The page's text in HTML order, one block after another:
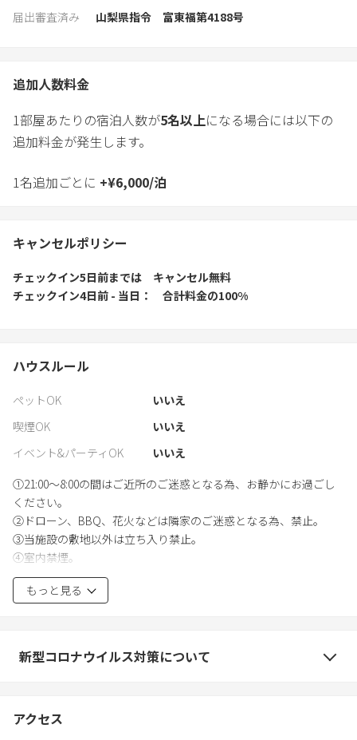
届出審査済み
山梨県指令 富東福第4188号
追加人数料金
1部屋あたりの宿泊人数が5名以上になる場合には以下の
追加料金が発生します。
1名追加ごとに +¥6,000/泊
キャンセルポリシー
チェックイン5日前までは
キャンセル無料
チェックイン4日前 - 当日
合計料金の100%
ハウスルール
ペットOK
いいえ
喫煙OK
いいえ
イベント&パーティOK
いいえ
①21:00〜8:00の間はご近所のご迷惑となる為、お静かにお過ごし
ください。
②ドローン、BBQ、花火などは隣家のご迷惑となる為、禁止。
③当施設の敷地以外は立ち入り禁止。
④室内禁煙。
④何か問題が発生した場合は速やかに然るべき機関に通報し当施
設にも連絡する事
⑥建物、設備を破損、汚損または、備品類を紛失した場合は修理
代、交換代を請求させて頂きます。
で頂戴致します。玄関の外にあるカメラで人数確認をしておりま
もっと見る
新型コロナウイルス対策について
アクセス